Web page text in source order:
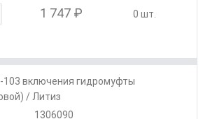
1 747 ₽ 0 шт.
включения гидромуфты
/ Литиз
1306090